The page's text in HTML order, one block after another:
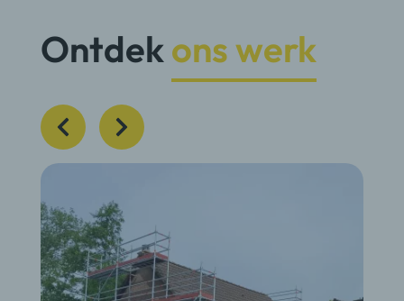
Ontdekons werk